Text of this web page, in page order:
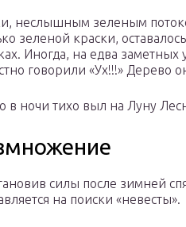
неслышным зеленым
зеленой краски,
Иногда, на едва
говорили «Ух!!!» Дерево
в ночи тихо выл на Луну
силы после зимней
на поиски «невесты».